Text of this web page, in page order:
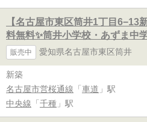
【名古屋市東区筒井1丁目6−13
料無料✨️筒井小学校・あずま中
販売中 愛知県名古屋市東区筒井
新築
名古屋市営桜通線 「 車道 」駅
中央線 「 千種 」駅